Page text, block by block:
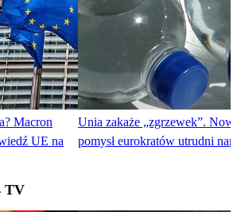
Macron
UE na
Unia zakaże „zgrzewek”.
pomysł eurokratów utrudni
TV